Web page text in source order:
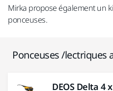
Mirka propose également un
ponceuses.
Ponceuses /lectriques
DEOS Delta 4